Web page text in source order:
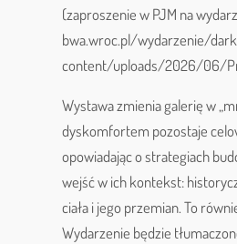
(zaproszenie w PJM na
bwa.wroc.pl/wydarzenie/
content/uploads/2026/06/
Wystawa zmienia galerię w
dyskomfortem pozostaje
opowiadając o strategiach
wejść w ich kontekst:
ciała i jego przemian. To
Wydarzenie będzie